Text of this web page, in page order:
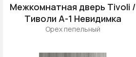
Межкомнатная дверь Tivoli /
Тиволи А-1 Невидимка
Орех пепельный